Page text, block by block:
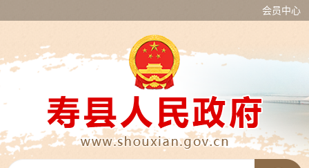
会员中心